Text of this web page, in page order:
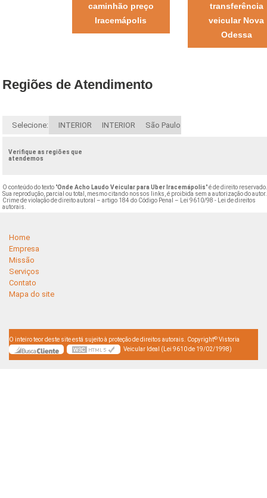
caminhão preço
Iracemápolis
transferência
veicular Nova
Odessa
Regiões de Atendimento
Selecione: INTERIOR INTERIOR São Paulo
Verifique as regiões que
atendemos
O conteúdo do texto "Onde Acho Laudo Veicular para Uber Iracemápolis" é de direito
Sua reprodução, parcial ou total, mesmo citando nossos links, é proibida sem a autorização do autor.
Crime de violação de direito autoral – artigo 184 do Código Penal –
Lei 9610/98 - Lei de direitos
autorais
Home
Empresa
Missão
Serviços
Contato
Mapa do site
O inteiro teor deste site está sujeito à proteção de direitos autorais. Copyright© Vistoria
Veicular Ideal (Lei 9610 de 19/02/1998)